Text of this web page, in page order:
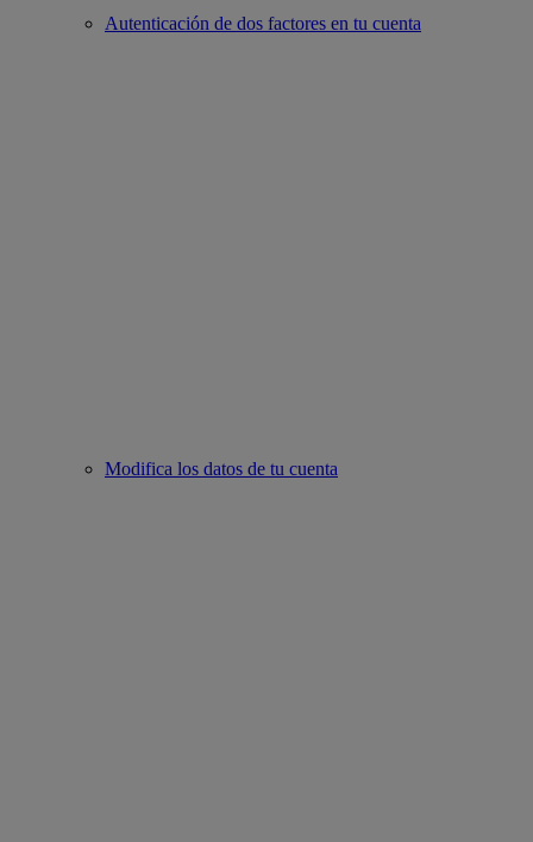
Autenticación de dos factores en tu cuenta
Modifica los datos de tu cuenta